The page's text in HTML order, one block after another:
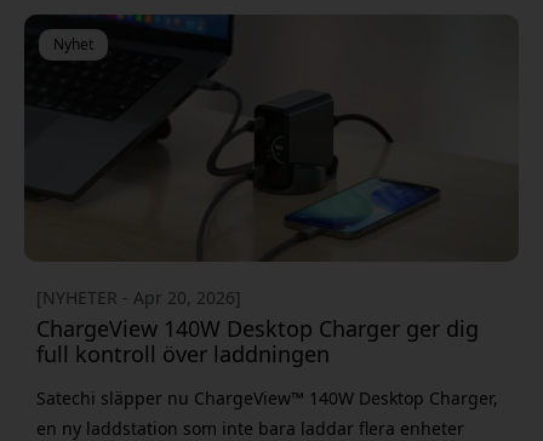
bygger på samma grundidé: magnetisk trådlös laddni
Nyhet
[NYHETER - Apr 20, 2026]
ChargeView 140W Desktop Charger ger dig
full kontroll över laddningen
Satechi släpper nu ChargeView™ 140W Desktop Charger,
en ny laddstation som inte bara laddar flera enheter